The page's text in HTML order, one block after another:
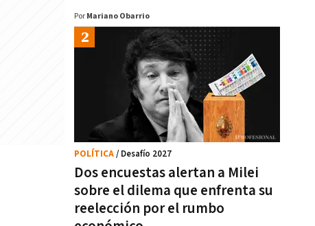
Por Mariano Obarrio
Dos encuestas alertan a Milei
sobre el dilema que enfrenta su
reelección por el rumbo
POLÍTICA/ Desafío 2027